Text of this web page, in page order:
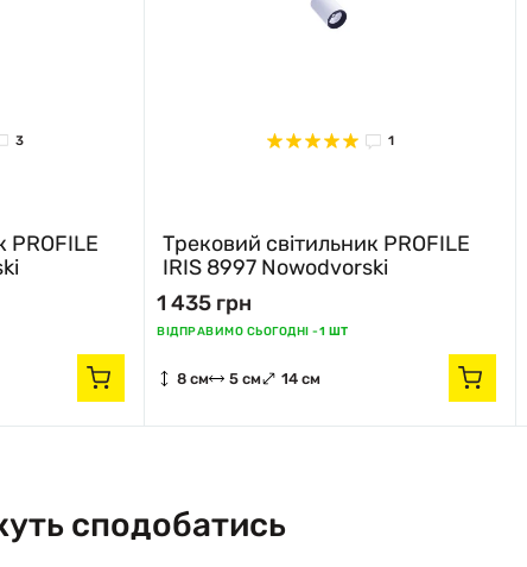
3
PROFILE
1
Трековий світильник PROFILE
IRIS 8997 Nowodvorski
1 435 грн
ВІДПРАВИМО СЬОГОДНІ -1 ШТ
8 см 5 см 14 см
сподобатись